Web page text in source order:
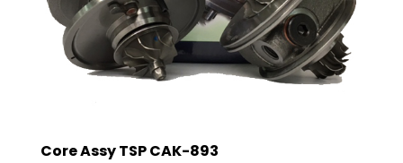
Core Assy TSP CAK-893